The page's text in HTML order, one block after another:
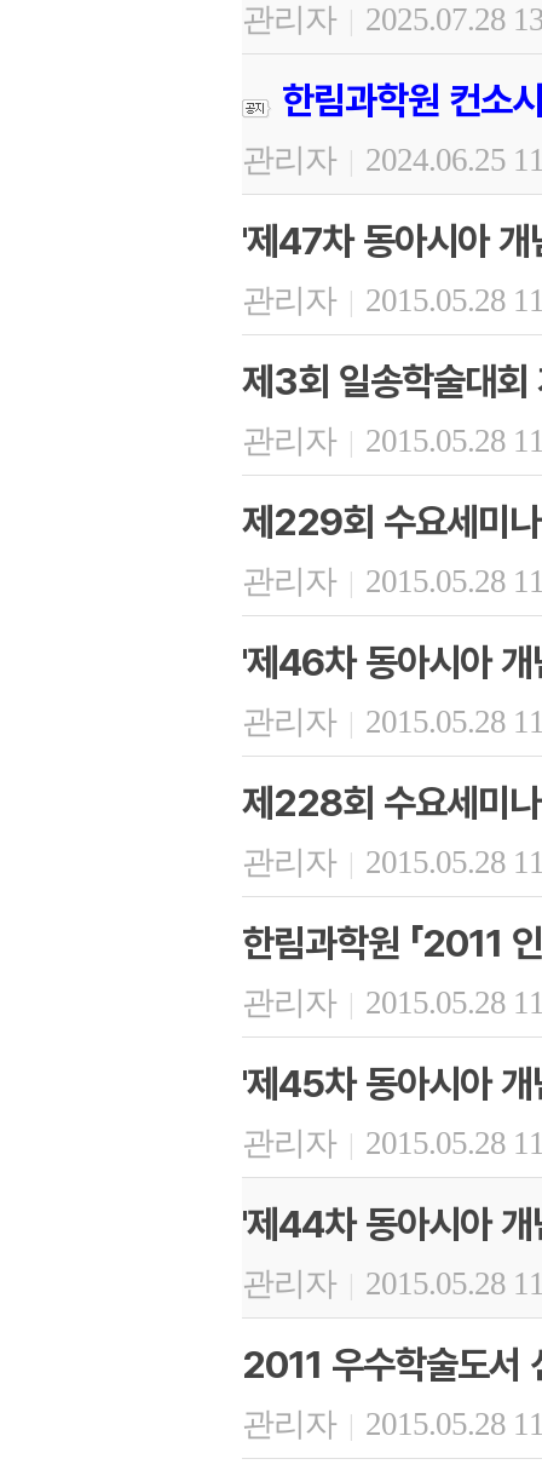
관리자 | 2025.07.28
한림과학원 컨소
관리자 | 2024.06.25
'제47차 동아시아
관리자 | 2015.05.28
제3회 일송학술대회
관리자 | 2015.05.28
제229회 수요세미
관리자 | 2015.05.28
'제46차 동아시아
관리자 | 2015.05.28
제228회 수요세미
관리자 | 2015.05.28
한림과학원 「2011
관리자 | 2015.05.28
'제45차 동아시아
관리자 | 2015.05.28
'제44차 동아시아
관리자 | 2015.05.28
2011 우수학술도서
관리자 | 2015.05.28